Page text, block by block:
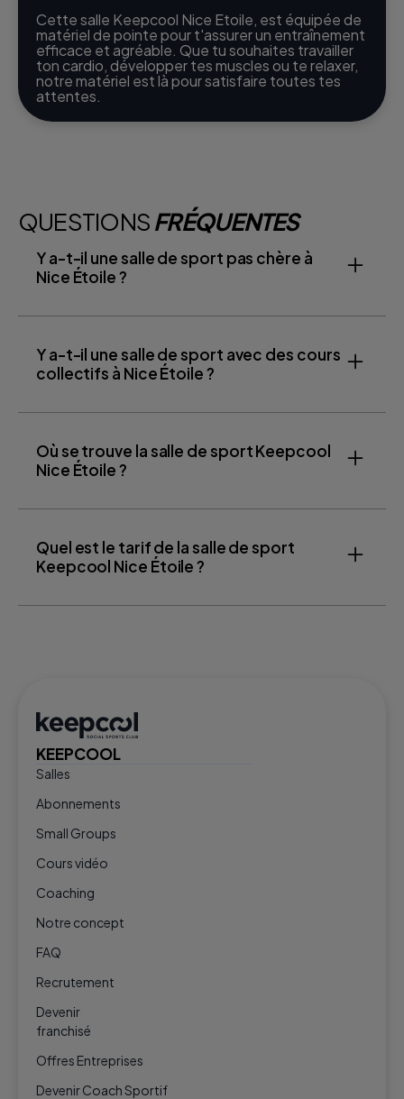
Cette salle Keepcool Nice Etoile, est équipée de
matériel de pointe pour t'assurer un entraînement
efficace et agréable. Que tu souhaites travailler
ton cardio, développer tes muscles ou te relaxer,
notre matériel est là pour satisfaire toutes tes
attentes.
QUESTIONSFRÉQUENTES
Y a-t-il une salle de sport pas chère à
Nice Étoile ?
Y a-t-il une salle de sport avec des cours
collectifs à Nice Étoile ?
Où se trouve la salle de sport Keepcool
Nice Étoile ?
Quel est le tarif de la salle de sport
Keepcool Nice Étoile ?
KEEPCOOL
Salles
Abonnements
Small Groups
Cours vidéo
Coaching
Notre concept
FAQ
Recrutement
Devenir
franchisé
Offres Entreprises
Devenir Coach Sportif